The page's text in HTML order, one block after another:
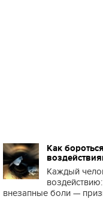
Как
Каждый
внезапные боли —